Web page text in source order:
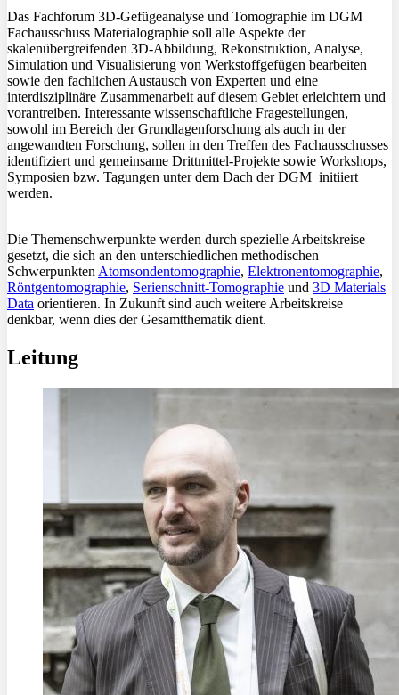
Das Fachforum 3D-Gefügeanalyse und Tomographie im DGM
Fachausschuss Materialographie soll alle Aspekte der
skalenübergreifenden 3D-Abbildung, Rekonstruktion, Analyse,
Simulation und Visualisierung von Werkstoffgefügen bearbeiten
sowie den fachlichen Austausch von Experten und eine
interdisziplinäre Zusammenarbeit auf diesem Gebiet erleichtern und
vorantreiben. Interessante wissenschaftliche Fragestellungen,
sowohl im Bereich der Grundlagenforschung als auch in der
angewandten Forschung, sollen in den Treffen des Fachausschusses
identifiziert und gemeinsame Drittmittel-Projekte sowie Workshops,
Symposien bzw. Tagungen unter dem Dach der DGM initiiert
werden.
Die Themenschwerpunkte werden durch spezielle Arbeitskreise
gesetzt, die sich an den unterschiedlichen methodischen
Schwerpunkten Atomsondentomographie, Elektronentomographie,
Röntgentomographie, Serienschnitt-Tomographie und 3D Materials
Data orientieren. In Zukunft sind auch weitere Arbeitskreise
denkbar, wenn dies der Gesamtthematik dient.
Leitung